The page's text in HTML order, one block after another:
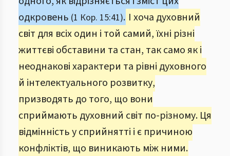
одкровень (1 Кор. 15:41). І хоча духовний
світ для всіх один і той самий, їхні різні
життєві обставини та стан, так само як і
неоднакові характери та рівні духовного
й інтелектуального розвитку,
призводять до того, що вони
сприймають духовний світ по-різному. Ця
відмінність у сприйнятті і є причиною
конфліктів, що виникають між ними.